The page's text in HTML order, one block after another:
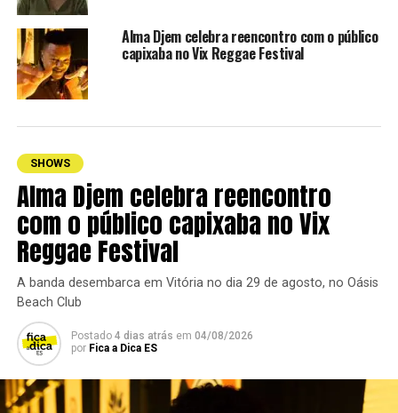
TÓPICOS RELACIONADOS: LINHARES SERTANEJO VITÓRIA
Alma Djem celebra reencontro com o público
capixaba no Vix Reggae Festival
SHOWS
Alma Djem celebra reencontro
com o público capixaba no Vix
Reggae Festival
A banda desembarca em Vitória no dia 29 de agosto, no Oásis
Beach Club
Postado 4 dias atrás em 04/08/2026
por Fica a Dica ES